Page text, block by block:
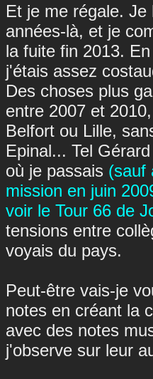
Et je me régale.
années-là, et je
la fuite fin 2013.
j'étais assez
Des choses plus
entre 2007 et
Belfort ou Lille,
Epinal... Tel
où je passais (sauf
mission en juin
voir le Tour 66 de
tensions entre
voyais du pays.
Peut-être vais-je
notes en créant la
avec des notes
j'observe sur leur